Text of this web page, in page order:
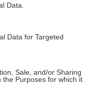
Data.
Data for Targeted
Sale, and/or Sharing
Purposes for which it